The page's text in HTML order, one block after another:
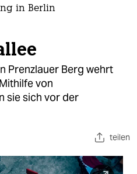
in Berlin
Prenzlauer Berg wehrt
von
sie sich vor der
teilen